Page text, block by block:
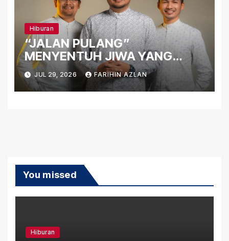
Hiburan
“JALAN PULANG”
MENYENTUH JIWA YANG
TERLUKA
JUL 29, 2026 FARIHIN AZLAN
You missed
Hiburan